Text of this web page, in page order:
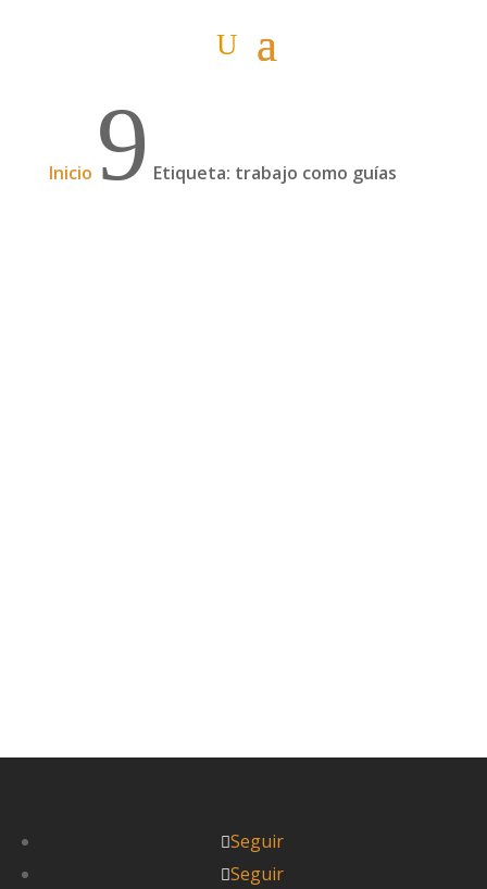
Inicio 9 Etiqueta: trabajo como guías
Seguir
Seguir